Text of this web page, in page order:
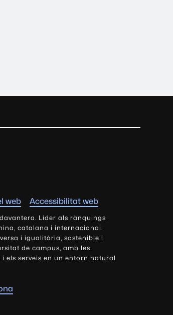
web Accessibilitat web
Líder als rànquings
catalana i internacional.
i igualitària, sostenible i
de campus, amb les
els serveis en un entorn natural